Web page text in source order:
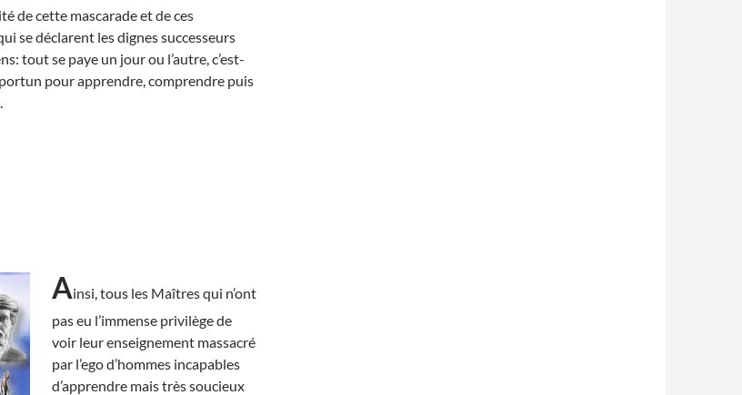
de cette mascarade et de ces
se déclarent les dignes successeurs
tout se paye un jour ou l’autre, c’est-
pour apprendre, comprendre puis
Ainsi, tous les Maîtres qui n’ont
pas eu l’immense privilège de
voir leur enseignement massacré
par l’ego d’hommes incapables
d’apprendre mais très soucieux